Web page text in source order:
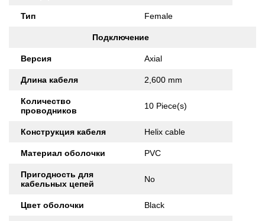
Тип Female
Подключение
Версия Axial
Длина кабеля 2,600 mm
Количество
проводников
10 Piece(s)
Конструкция кабеля Helix cable
Материал оболочки PVC
Пригодность для
кабельных цепей
No
Цвет оболочки Black